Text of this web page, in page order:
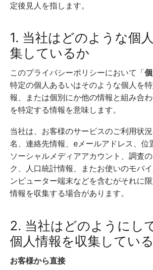
定後見人を指します。
1. 当社はどのような個
集しているか
このプライバシーポリシーにおいて「
特定の個人あるいはそのような個人を
報、または個別にか他の情報と組み合
を特定する情報を意味します。
当社は、お客様のサービスのご利用状
名、連絡先情報、eメールアドレス、位
ソーシャルメディアアカウント、調査
ク、人口統計情報、またお使いのモバ
ンピューター端末などを含むがそれに
情報を収集する場合があります。
2. 当社はどのようにし
個人情報を収集してい
お客様から直接